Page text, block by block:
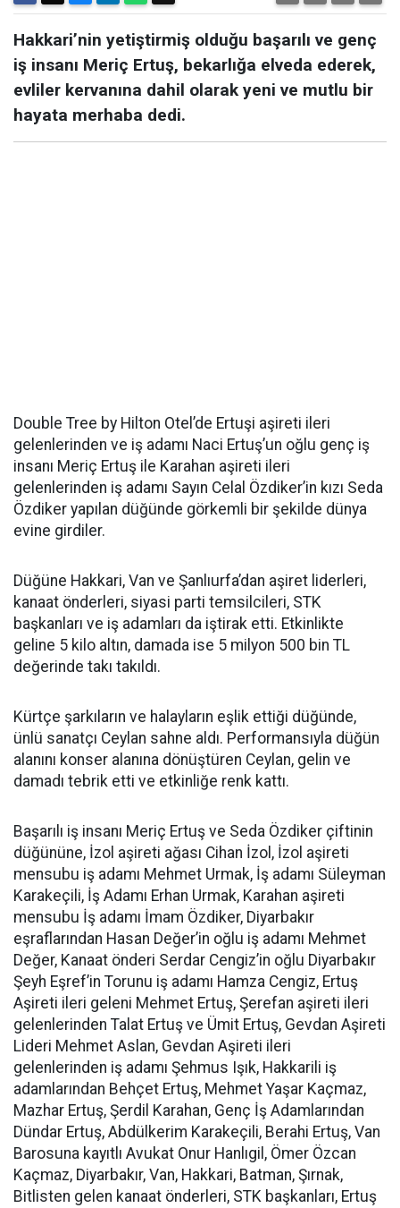
Hakkari’nin yetiştirmiş olduğu başarılı ve genç
iş insanı Meriç Ertuş, bekarlığa elveda ederek,
evliler kervanına dahil olarak yeni ve mutlu bir
hayata merhaba dedi.
Double Tree by Hilton Otel’de Ertuşi aşireti ileri
gelenlerinden ve iş adamı Naci Ertuş’un oğlu genç iş
insanı Meriç Ertuş ile Karahan aşireti ileri
gelenlerinden iş adamı Sayın Celal Özdiker’in kızı Seda
Özdiker yapılan düğünde görkemli bir şekilde dünya
evine girdiler.
Düğüne Hakkari, Van ve Şanlıurfa’dan aşiret liderleri,
kanaat önderleri, siyasi parti temsilcileri, STK
başkanları ve iş adamları da iştirak etti. Etkinlikte
geline 5 kilo altın, damada ise 5 milyon 500 bin TL
değerinde takı takıldı.
Kürtçe şarkıların ve halayların eşlik ettiği düğünde,
ünlü sanatçı Ceylan sahne aldı. Performansıyla düğün
alanını konser alanına dönüştüren Ceylan, gelin ve
damadı tebrik etti ve etkinliğe renk kattı.
Başarılı iş insanı Meriç Ertuş ve Seda Özdiker çiftinin
düğününe, İzol aşireti ağası Cihan İzol, İzol aşireti
mensubu iş adamı Mehmet Urmak, İş adamı Süleyman
Karakeçili, İş Adamı Erhan Urmak, Karahan aşireti
mensubu İş adamı İmam Özdiker, Diyarbakır
eşraflarından Hasan Değer’in oğlu iş adamı Mehmet
Değer, Kanaat önderi Serdar Cengiz’in oğlu Diyarbakır
Şeyh Eşref’in Torunu iş adamı Hamza Cengiz, Ertuş
Aşireti ileri geleni Mehmet Ertuş, Şerefan aşireti ileri
gelenlerinden Talat Ertuş ve Ümit Ertuş, Gevdan Aşireti
Lideri Mehmet Aslan, Gevdan Aşireti ileri
gelenlerinden iş adamı Şehmus Işık, Hakkarili iş
adamlarından Behçet Ertuş, Mehmet Yaşar Kaçmaz,
Mazhar Ertuş, Şerdil Karahan, Genç İş Adamlarından
Dündar Ertuş, Abdülkerim Karakeçili, Berahi Ertuş, Van
Barosuna kayıtlı Avukat Onur Hanlıgil, Ömer Özcan
Kaçmaz, Diyarbakır, Van, Hakkari, Batman, Şırnak,
Bitlisten gelen kanaat önderleri, STK başkanları, Ertuş